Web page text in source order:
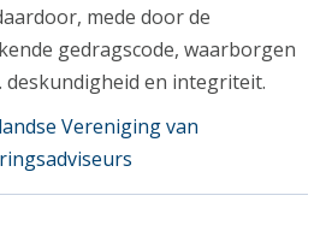
mede door de
gedragscode, waarborgen
deskundigheid en integriteit.
Vereniging van